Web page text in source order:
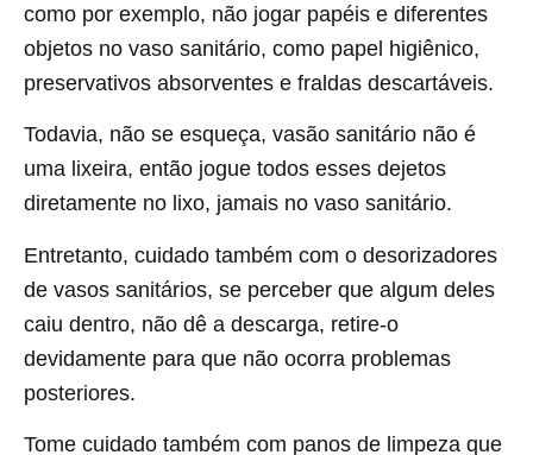
como por exemplo, não jogar papéis e diferentes
objetos no vaso sanitário, como papel higiênico,
preservativos absorventes e fraldas descartáveis.
Todavia, não se esqueça, vasão sanitário não é
uma lixeira, então jogue todos esses dejetos
diretamente no lixo, jamais no vaso sanitário.
Entretanto, cuidado também com o desorizadores
de vasos sanitários, se perceber que algum deles
caiu dentro, não dê a descarga, retire-o
devidamente para que não ocorra problemas
posteriores.
Tome cuidado também com panos de limpeza que